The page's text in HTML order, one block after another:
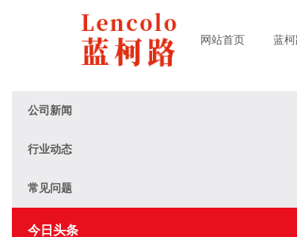
网站首页 蓝
公司新闻
行业动态
常见问题
今日头条